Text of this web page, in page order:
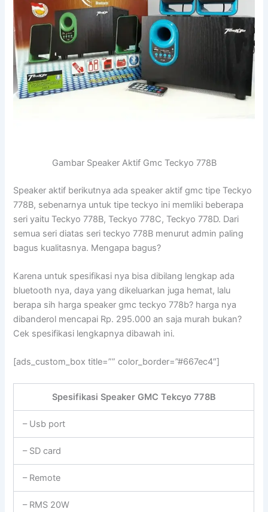
Gambar Speaker Aktif Gmc Teckyo 778B
Speaker aktif berikutnya ada speaker aktif gmc tipe Teckyo
778B, sebenarnya untuk tipe teckyo ini memliki beberapa
seri yaitu Teckyo 778B, Teckyo 778C, Teckyo 778D. Dari
semua seri diatas seri teckyo 778B menurut admin paling
bagus kualitasnya. Mengapa bagus?
Karena untuk spesifikasi nya bisa dibilang lengkap ada
bluetooth nya, daya yang dikeluarkan juga hemat, lalu
berapa sih harga speaker gmc teckyo 778b? harga nya
dibanderol mencapai Rp. 295.000 an saja murah bukan?
Cek spesifikasi lengkapnya dibawah ini.
[ads_custom_box title=”” color_border=”#667ec4″]
Spesifikasi Speaker GMC Tekcyo 778B
– Usb port
– SD card
– Remote
– RMS 20W